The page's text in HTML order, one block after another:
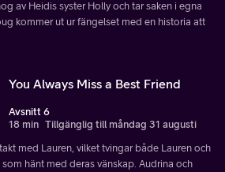
av Heidis syster Holly och tar saken i egna
kommer ut ur fängelset med en historia att
You Always Miss a Best Friend
Avsnitt 6
18 min Tillgänglig till måndag 31 augusti
med Lauren, vilket tvingar både Lauren och
hänt med deras vänskap. Audrina och